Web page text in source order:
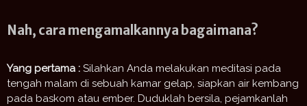
Nah, cara mengamalkannya bagaimana?
Yang pertama : Silahkan Anda melakukan meditasi pada
tengah malam di sebuah kamar gelap, siapkan air kembang
pada baskom atau ember. Duduklah bersila, pejamkanlah